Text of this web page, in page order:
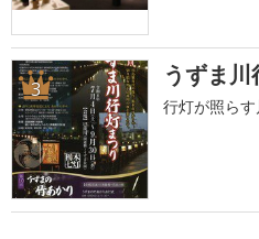
3 うずま
行灯が照ら